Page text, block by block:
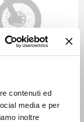
contenuti ed
media e per
inoltre